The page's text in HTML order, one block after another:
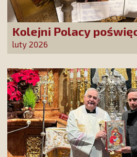
Kolejni Polacy
sprawy Matce Bożej
Chorych!
luty 2026